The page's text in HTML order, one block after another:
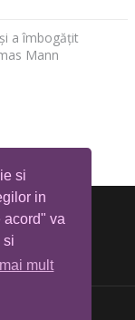
si
in
acord" va
si
mult
a îmbogățit
Mann